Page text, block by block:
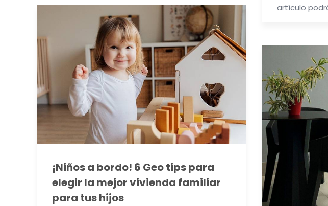
artículo
¡Niños a bordo! 6 Geo tips para
elegir la mejor vivienda familiar
para tus hijos